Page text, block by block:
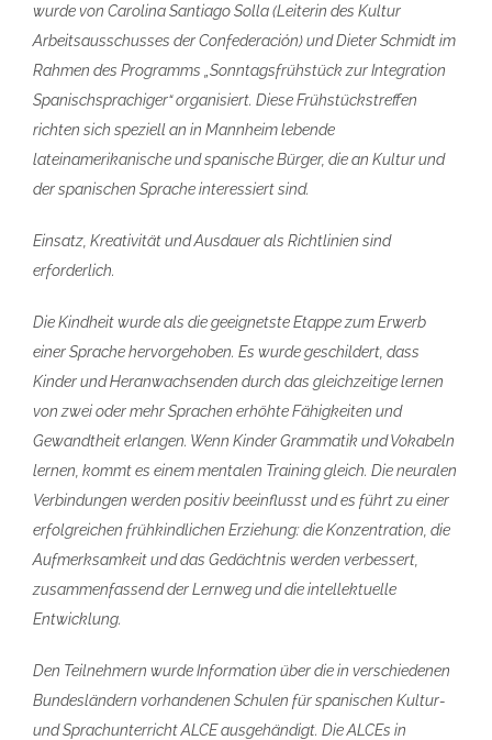
wurde von Carolina Santiago Solla (Leiterin des Kultur
Arbeitsausschusses der Confederación) und Dieter Schmidt im
Rahmen des Programms „Sonntagsfrühstück zur Integration
Spanischsprachiger“ organisiert. Diese Frühstückstreffen
richten sich speziell an in Mannheim lebende
lateinamerikanische und spanische Bürger, die an Kultur und
der spanischen Sprache interessiert sind.
Einsatz, Kreativität und Ausdauer als Richtlinien sind
erforderlich.
Die Kindheit wurde als die geeignetste Etappe zum Erwerb
einer Sprache hervorgehoben. Es wurde geschildert, dass
Kinder und Heranwachsenden durch das gleichzeitige lernen
von zwei oder mehr Sprachen erhöhte Fähigkeiten und
Gewandtheit erlangen. Wenn Kinder Grammatik und Vokabeln
lernen, kommt es einem mentalen Training gleich. Die neuralen
Verbindungen werden positiv beeinflusst und es führt zu einer
erfolgreichen frühkindlichen Erziehung: die Konzentration, die
Aufmerksamkeit und das Gedächtnis werden verbessert,
zusammenfassend der Lernweg und die intellektuelle
Entwicklung.
Den Teilnehmern wurde Information über die in verschiedenen
Bundesländern vorhandenen Schulen für spanischen Kultur-
und Sprachunterricht ALCE ausgehändigt. Die ALCEs in